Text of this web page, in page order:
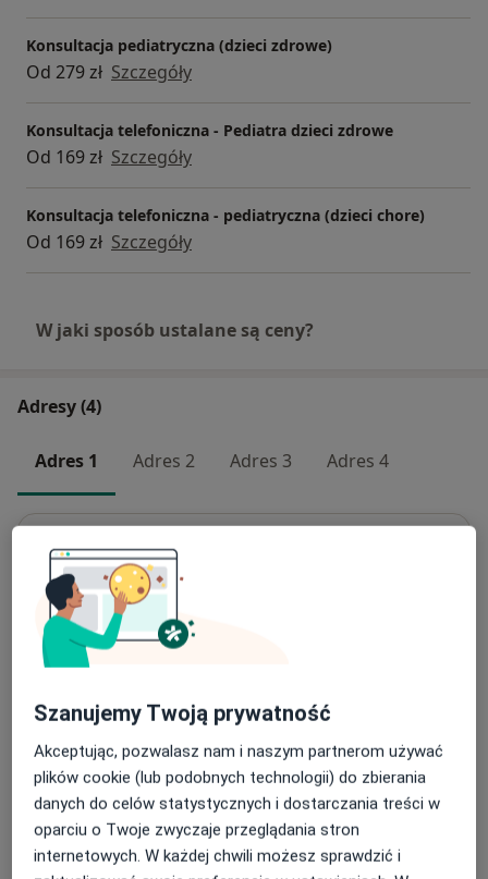
Konsultacja pediatryczna (dzieci zdrowe)
Od 279 zł Szczegóły
Konsultacja telefoniczna - Pediatra dzieci zdrowe
Od 169 zł Szczegóły
Konsultacja telefoniczna - pediatryczna (dzieci chore)
Od 169 zł Szczegóły
W jaki sposób ustalane są ceny?
Adresy (4)
Adres 1 Adres 2 Adres 3 Adres 4
Centrum Medyczne Grupa LUX MED –
Gdynia, ul. Morska 127
ul. Morska 127,
Dostępność
Pokaż kalendarz
Metody płatności (wizyty prywatne)
Gotówka
Szanujemy Twoją prywatność
Akceptując, pozwalasz nam i naszym partnerom używać
plików cookie (lub podobnych technologii) do zbierania
danych do celów statystycznych i dostarczania treści w
oparciu o Twoje zwyczaje przeglądania stron
internetowych. W każdej chwili możesz sprawdzić i